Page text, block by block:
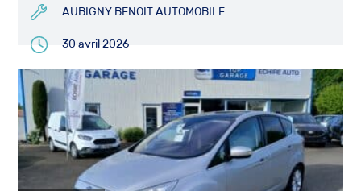
AUBIGNY BENOIT AUTOMOBILE
30 avril 2026